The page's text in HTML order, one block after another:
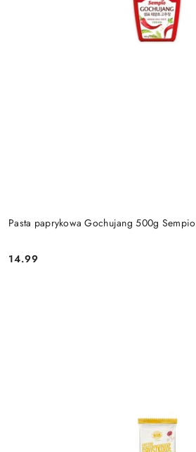
Pasta paprykowa Gochujang 500g Sempio
Cena:
14.99